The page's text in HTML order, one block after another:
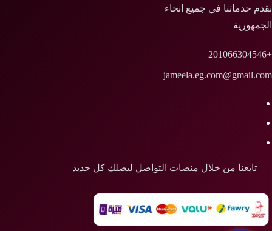
نقدم خدماتنا في جميع انحاء
الجمهورية
+201066304546
jameela.eg.com@gmail.com
تابعنا من خلال منصات التواصل ليصلك كل جديد